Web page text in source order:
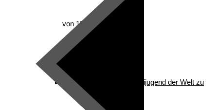
von 1982 – 1996
Teil IV – Die nordische Skijugend der Welt zu